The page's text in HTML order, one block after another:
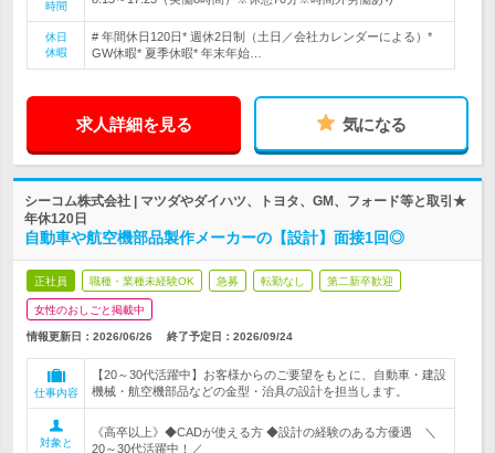
時間
休日
休暇
# 年間休日120日* 週休2日制（土日／会社カレンダーによる）*
GW休暇* 夏季休暇* 年末年始…
求人詳細を見る 気になる
シーコム株式会社 | マツダやダイハツ、トヨタ、GM、フォード等と取引★
年休120日
自動車や航空機部品製作メーカーの【設計】面接1回◎
正社員 職種・業種未経験OK 急募 転勤なし 第二新卒歓迎
女性のおしごと掲載中
情報更新日：2026/06/26 終了予定日： 2026/09/24
仕事内容
【20～30代活躍中】お客様からのご要望をもとに、自動車・建設
機械・航空機部品などの金型・治具の設計を担当します。
対象と
《高卒以上》◆CADが使える方 ◆設計の経験のある方優遇 ＼
20～30代活躍中！／